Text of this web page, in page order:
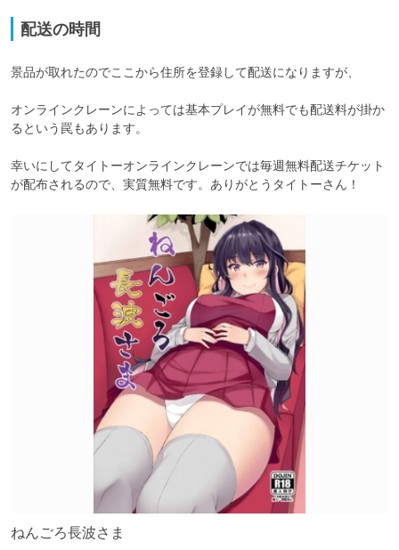
配送の時間
景品が取れたのでここから住所を登録して配送になりますが、
オンラインクレーンによっては基本プレイが無料でも配送料が掛か
るという罠もあります。
幸いにしてタイトーオンラインクレーンでは毎週無料配送チケット
が配布されるので、実質無料です。ありがとうタイトーさん！
ねんごろ長波さま